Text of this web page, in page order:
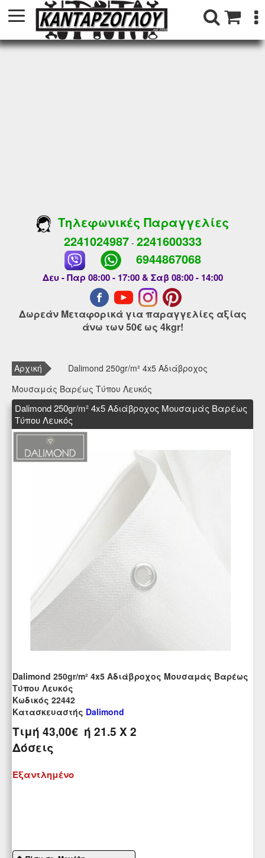
Τηλεφωνικές Παραγγελίες
2241024987- 2241600333
6944867068
Δευ - Παρ 08:00 - 17:00 & Σαβ 08:00 - 14:00
Δωρεάν Μεταφορικά για παραγγελίες αξίας
άνω των 50€ ως 4kgr!
Αρχική
Dalimond 250gr/m² 4x5 Αδιάβροχος
Μουσαμάς Βαρέως Τύπου Λευκός
Dalimond 250gr/m² 4x5 Αδιάβροχος Μουσαμάς Βαρέως
Τύπου Λευκός
Dalimond 250gr/m² 4x5 Αδιάβροχος Μουσαμάς Βαρέως
Τύπου Λευκός
Kωδικός 22442
Κατασκευαστής Dalimond
Τιμή 43,00€ ή 21.5 X 2
Δόσεις
Εξαντλημένο